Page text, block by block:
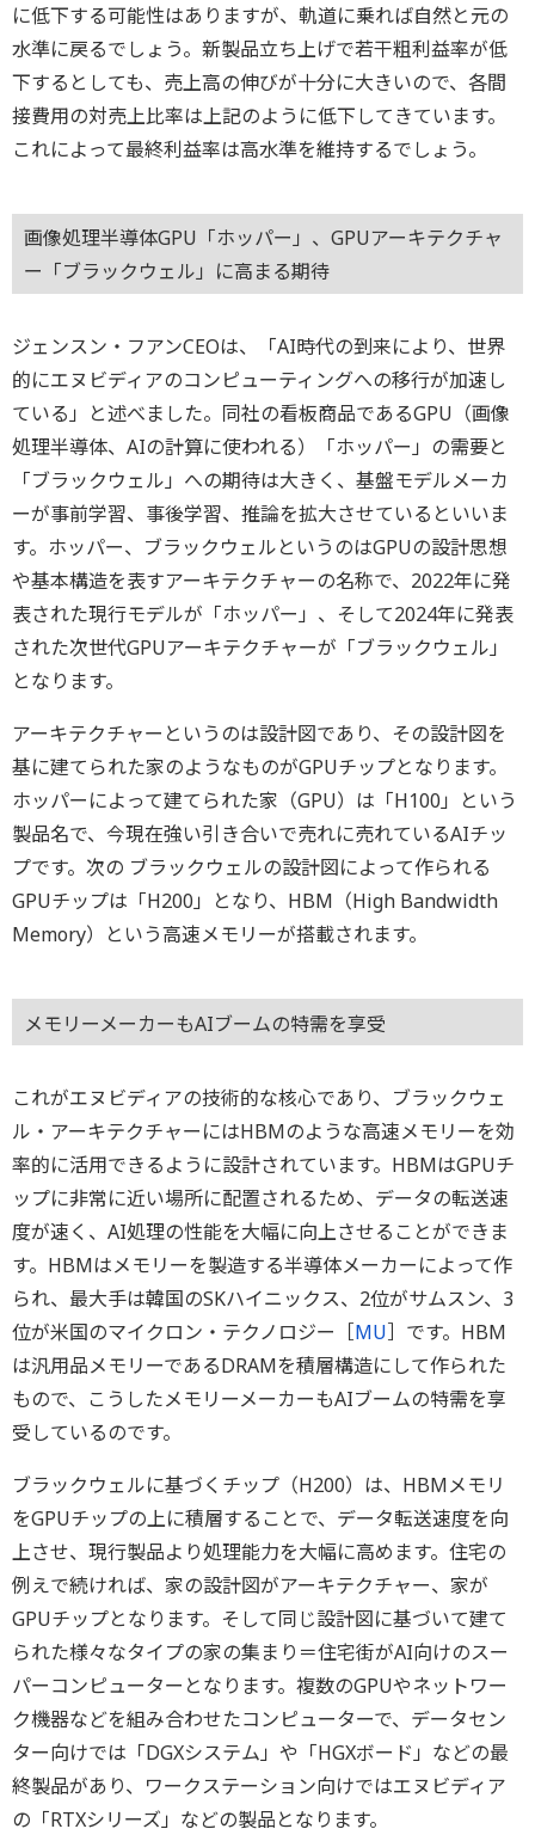
に低下する可能性はありますが、軌道に乗れば自然と元の
水準に戻るでしょう。新製品立ち上げで若干粗利益率が低
下するとしても、売上高の伸びが十分に大きいので、各間
接費用の対売上比率は上記のように低下してきています。
これによって最終利益率は高水準を維持するでしょう。
画像処理半導体GPU「ホッパー」、GPUアーキテクチャ
ー「ブラックウェル」に高まる期待
ジェンスン・フアンCEOは、「AI時代の到来により、世界
的にエヌビディアのコンピューティングへの移行が加速し
ている」と述べました。同社の看板商品であるGPU（画像
処理半導体、AIの計算に使われる）「ホッパー」の需要と
「ブラックウェル」への期待は大きく、基盤モデルメーカ
ーが事前学習、事後学習、推論を拡大させているといいま
す。ホッパー、ブラックウェルというのはGPUの設計思想
や基本構造を表すアーキテクチャーの名称で、2022年に発
表された現行モデルが「ホッパー」、そして2024年に発表
された次世代GPUアーキテクチャーが「ブラックウェル」
となります。
アーキテクチャーというのは設計図であり、その設計図を
基に建てられた家のようなものがGPUチップとなります。
ホッパーによって建てられた家（GPU）は「H100」という
製品名で、今現在強い引き合いで売れに売れているAIチッ
プです。次の ブラックウェルの設計図によって作られる
GPUチップは「H200」となり、HBM（High Bandwidth
Memory）という高速メモリーが搭載されます。
メモリーメーカーもAIブームの特需を享受
これがエヌビディアの技術的な核心であり、ブラックウェ
ル・アーキテクチャーにはHBMのような高速メモリーを効
率的に活用できるように設計されています。HBMはGPUチ
ップに非常に近い場所に配置されるため、データの転送速
度が速く、AI処理の性能を大幅に向上させることができま
す。HBMはメモリーを製造する半導体メーカーによって作
られ、最大手は韓国のSKハイニックス、2位がサムスン、3
位が米国のマイクロン・テクノロジー［MU］です。HBM
は汎用品メモリーであるDRAMを積層構造にして作られた
もので、こうしたメモリーメーカーもAIブームの特需を享
受しているのです。
ブラックウェルに基づくチップ（H200）は、HBMメモリ
をGPUチップの上に積層することで、データ転送速度を向
上させ、現行製品より処理能力を大幅に高めます。住宅の
例えで続ければ、家の設計図がアーキテクチャー、家が
GPUチップとなります。そして同じ設計図に基づいて建て
られた様々なタイプの家の集まり＝住宅街がAI向けのスー
パーコンピューターとなります。複数のGPUやネットワー
ク機器などを組み合わせたコンピューターで、データセン
ター向けでは「DGXシステム」や「HGXボード」などの最
終製品があり、ワークステーション向けではエヌビディア
の「RTXシリーズ」などの製品となります。